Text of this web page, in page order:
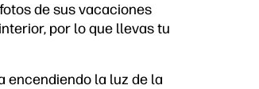
de sus vacaciones
por lo que llevas tu
encendiendo la luz de la